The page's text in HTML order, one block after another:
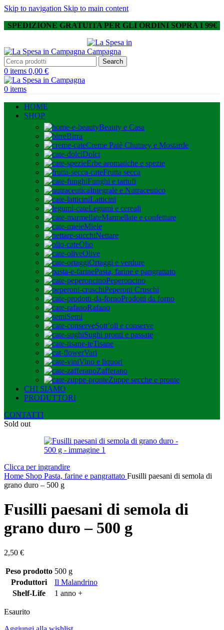
Skip to navigation Skip to main content
SPEDIZIONE GRATUITA PER GLI ORDINI SOPRA I 99€
Search
0 items 0,00 €
0 items
HOME
SHOP
Beauty e Casa
Birra
Creme Patè Chutney e Mostarde
Dolci
Erbe aromatiche e spezie
Frutta secca
Funghi e tartufi
Integrale e Nutraceutico
Latticini
Legumi e cereali
Marmellate e confetture
Miele
Nettare
Olio
Olive
Ortaggi e verdure
Pasta, farine e pangrattato
Peperoncino
Peperoni Cruschi
Prodotti da forno
Rafano
Semi
Sott’oli e conserve
Sughi pronti e passate
Tisane
Vari
Vino e liquori
Zafferano
Zuppe secche e pronte
CHI SIAMO
PRODUTTORI
CONTATTI
Sold out
Clicca per ingrandire
Home Shop Pasta, farine e pangrattato Fusilli paesani di semola di
grano duro – 500 g
Fusilli paesani di semola di
grano duro – 500 g
2,50 €
Peso prodotto 500 g
Produttori
Il Malandrino
Shelf-Life
1 anno +
Esaurito